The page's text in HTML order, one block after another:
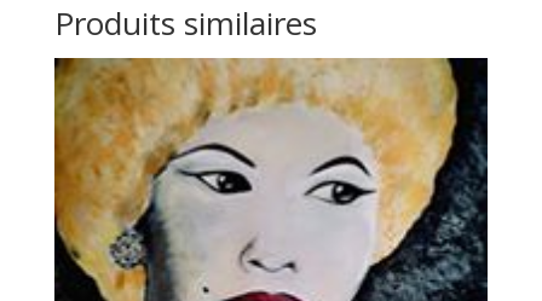
Produits similaires